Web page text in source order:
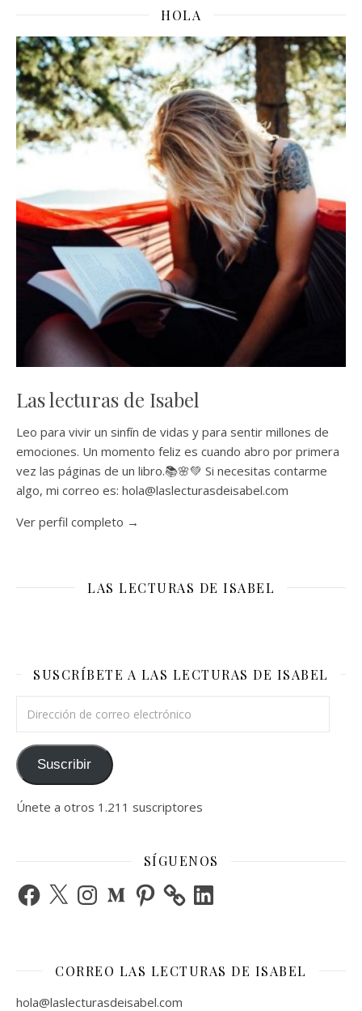
HOLA
Las lecturas de Isabel
Leo para vivir un sinfín de vidas y para sentir millones de
emociones. Un momento feliz es cuando abro por primera
vez las páginas de un libro.📚🌸💚 Si necesitas contarme
algo, mi correo es: hola@laslecturasdeisabel.com
Ver perfil completo →
LAS LECTURAS DE ISABEL
SUSCRÍBETE A LAS LECTURAS DE ISABEL
Suscribir
Únete a otros 1.211 suscriptores
SÍGUENOS
Facebook
X InstagramMediumPinterest LinkedIn
CORREO LAS LECTURAS DE ISABEL
hola@laslecturasdeisabel.com